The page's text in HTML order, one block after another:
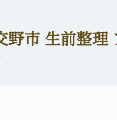
市 生前整理